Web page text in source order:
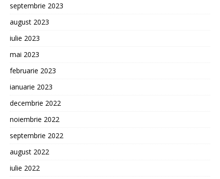
septembrie 2023
august 2023
iulie 2023
mai 2023
februarie 2023
ianuarie 2023
decembrie 2022
noiembrie 2022
septembrie 2022
august 2022
iulie 2022